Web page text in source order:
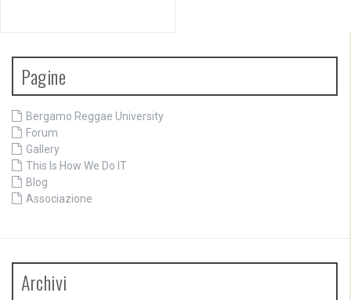
Pagine
Bergamo Reggae University
Forum
Gallery
This Is How We Do IT
Blog
Associazione
Archivi